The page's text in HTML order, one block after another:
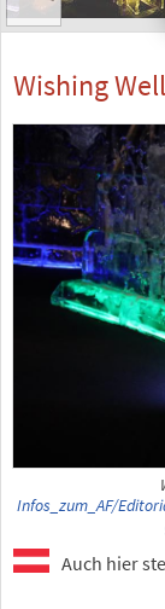
Wishing Well
Infos_zum_AF/
Auch hier